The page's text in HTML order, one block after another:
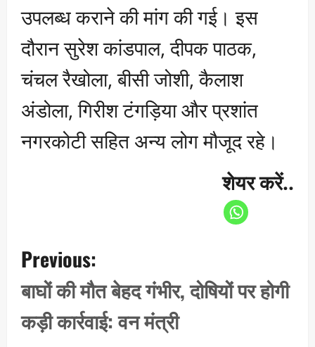
उपलब्ध कराने की मांग की गई। इस
दौरान सुरेश कांडपाल, दीपक पाठक,
चंचल रैखोला, बीसी जोशी, कैलाश
अंडोला, गिरीश टंगड़िया और प्रशांत
नगरकोटी सहित अन्य लोग मौजूद रहे।
शेयर करें..
o
s
t
n
Previous:
बाघों की मौत बेहद गंभीर, दोषियों पर होगी
कड़ी कार्रवाई: वन मंत्री